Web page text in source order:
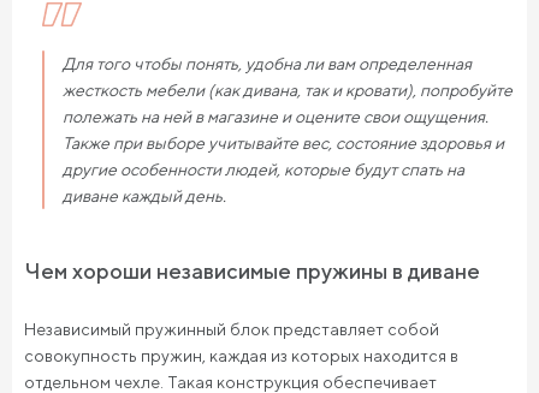
Для того чтобы понять, удобна ли вам определенная
жесткость мебели (как дивана, так и кровати), попробуйте
полежать на ней в магазине и оцените свои ощущения.
Также при выборе учитывайте вес, состояние здоровья и
другие особенности людей, которые будут спать на
диване каждый день.
Чем хороши независимые пружины в диване
Независимый пружинный блок представляет собой
совокупность пружин, каждая из которых находится в
отдельном чехле. Такая конструкция обеспечивает